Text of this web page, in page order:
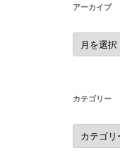
アーカイブ
ア
ー
カ
カテゴリー
カ
テ
ゴ